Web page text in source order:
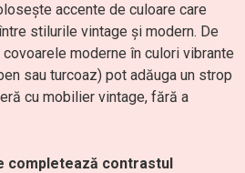
accente de culoare care
stilurile vintage și modern. De
moderne în culori vibrante
sau turcoaz) pot adăuga un strop
cu mobilier vintage, fără a
completează contrastul